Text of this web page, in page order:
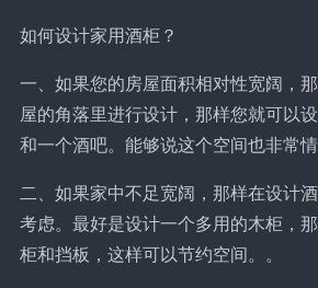
如何设计家用酒柜？
一、如果您的房屋面积相对性宽阔，
屋的角落里进行设计，那样您就可以
和一个酒吧。能够说这个空间也非常情
二、如果家中不足宽阔，那样在设计
考虑。最好是设计一个多用的木柜，
柜和挡板，这样可以节约空间。。